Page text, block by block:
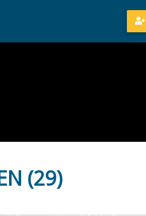
(29)